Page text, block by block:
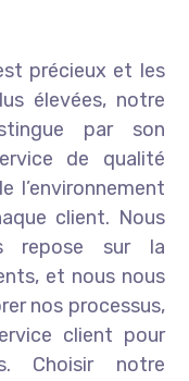
précieux et les
élevées, notre
par son
de qualité
l’environnement
client. Nous
repose sur la
et nous nous
nos processus,
client pour
Choisir notre